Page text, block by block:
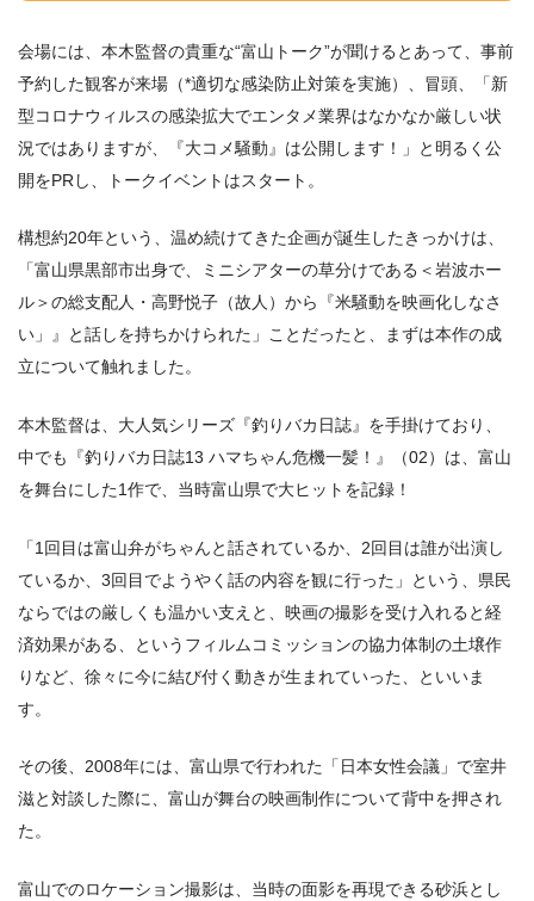
会場には、本木監督の貴重な“富山トーク”が聞けるとあって、事前
予約した観客が来場（*適切な感染防止対策を実施）、冒頭、「新
型コロナウィルスの感染拡大でエンタメ業界はなかなか厳しい状
況ではありますが、『大コメ騒動』は公開します！」と明るく公
開をPRし、トークイベントはスタート。
構想約20年という、温め続けてきた企画が誕生したきっかけは、
「富山県黒部市出身で、ミニシアターの草分けである＜岩波ホー
ル＞の総支配人・高野悦子（故人）から『米騒動を映画化しなさ
い」』と話しを持ちかけられた」ことだったと、まずは本作の成
立について触れました。
本木監督は、大人気シリーズ『釣りバカ日誌』を手掛けており、
中でも『釣りバカ日誌13 ハマちゃん危機一髪！』（02）は、富山
を舞台にした1作で、当時富山県で大ヒットを記録！
「1回目は富山弁がちゃんと話されているか、2回目は誰が出演し
ているか、3回目でようやく話の内容を観に行った」という、県民
ならではの厳しくも温かい支えと、映画の撮影を受け入れると経
済効果がある、というフィルムコミッションの協力体制の土壌作
りなど、徐々に今に結び付く動きが生まれていった、といいま
す。
その後、2008年には、富山県で行われた「日本女性会議」で室井
滋と対談した際に、富山が舞台の映画制作について背中を押され
た。
富山でのロケーション撮影は、当時の面影を再現できる砂浜とし